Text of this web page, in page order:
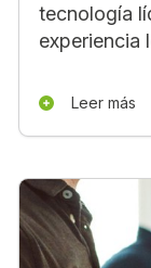
tecnología
experiencia
Leer más